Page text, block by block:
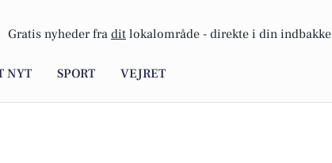
Gratis nyheder fra dit lokalområde - direkte i din indbakke
NYT SPORT VEJRET